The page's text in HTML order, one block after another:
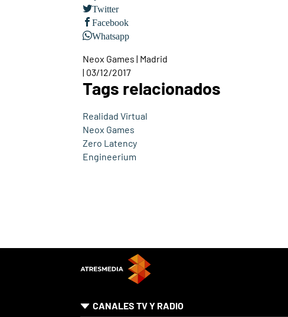
Twitter
Facebook
Whatsapp
Neox Games | Madrid
| 03/12/2017
Tags relacionados
Realidad Virtual
Neox Games
Zero Latency
Engineerium
CANALES TV Y RADIO